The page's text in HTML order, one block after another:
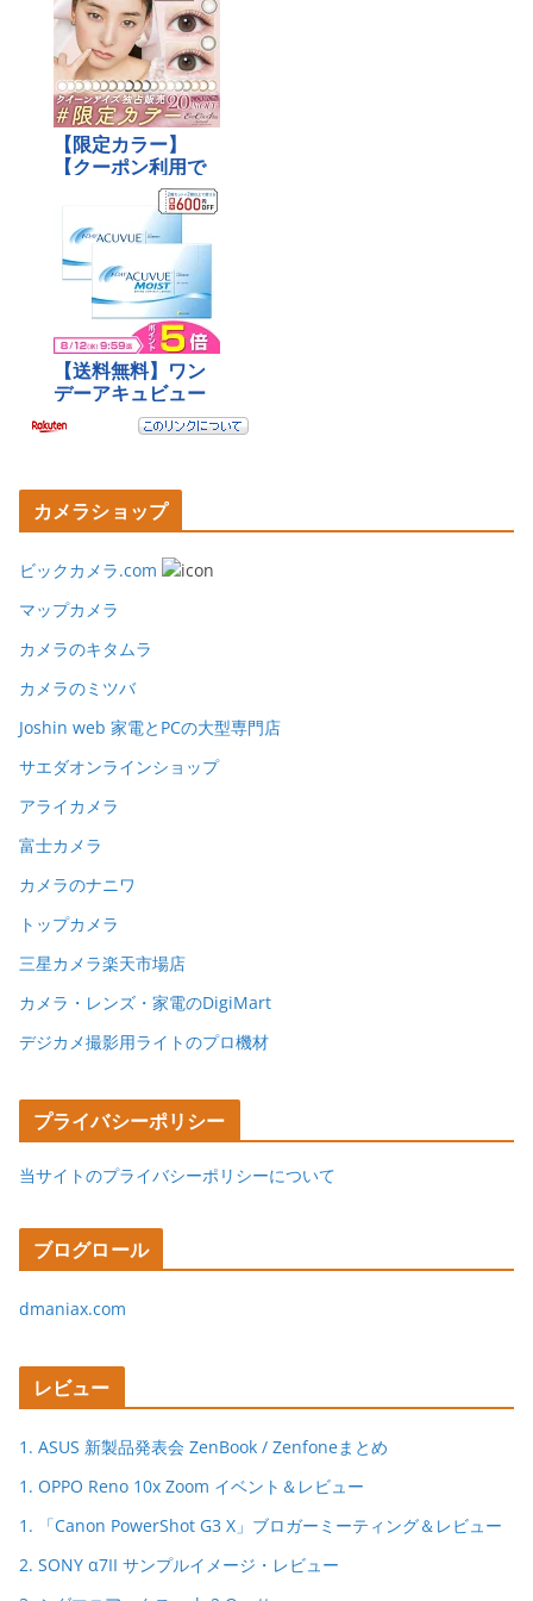
カメラショップ
ビックカメラ.com
マップカメラ
カメラのキタムラ
カメラのミツバ
Joshin web 家電とPCの大型専門店
サエダオンラインショップ
アライカメラ
富士カメラ
カメラのナニワ
トップカメラ
三星カメラ楽天市場店
カメラ・レンズ・家電のDigiMart
デジカメ撮影用ライトのプロ機材
プライバシーポリシー
当サイトのプライバシーポリシーについて
ブログロール
dmaniax.com
レビュー
1. ASUS 新製品発表会 ZenBook / Zenfoneまとめ
1. OPPO Reno 10x Zoom イベント＆レビュー
1. 「Canon PowerShot G3 X」ブロガーミーティング＆レビュー
2. SONY α7II サンプルイメージ・レビュー